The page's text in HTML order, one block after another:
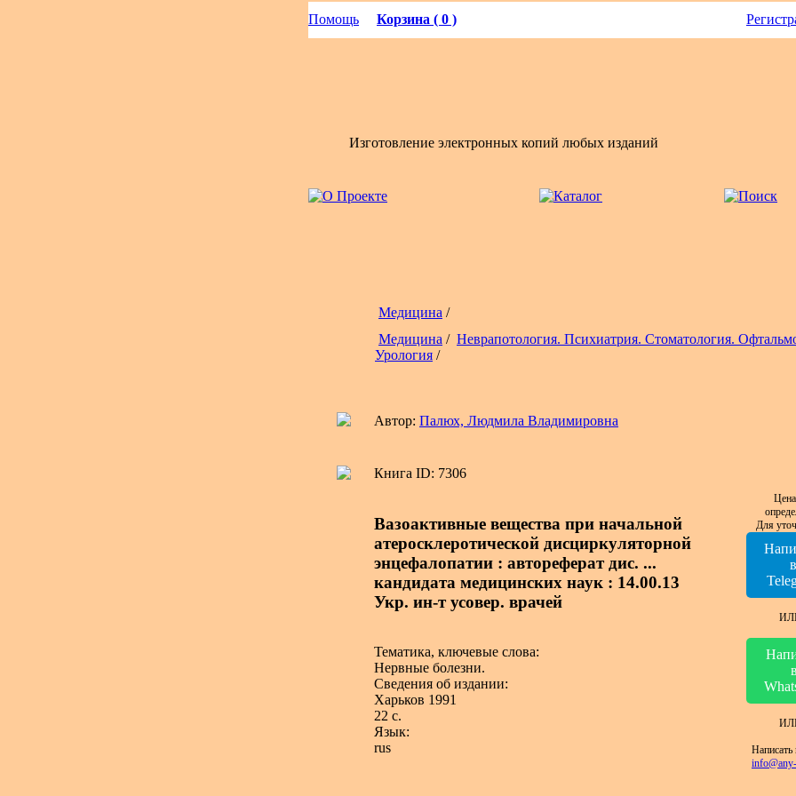
Помощь Корзина ( 0 )
Изготовление электронных копий любых изданий
Медицина /
Медицина / Неврапотология. Психиатрия. Стоматология.
Урология /
Автор: Палюх, Людмила Владимировна
Книга ID: 7306
Вазоактивные вещества при начальной
атеросклеротической дисциркуляторной
энцефалопатии : автореферат дис. ...
кандидата медицинских наук : 14.00.13
Укр. ин-т усовер. врачей
Тематика, ключевые слова:
Нервные болезни.
Сведения об издании:
Харьков 1991
22 с.
Язык:
rus
Для
в
в
Написать